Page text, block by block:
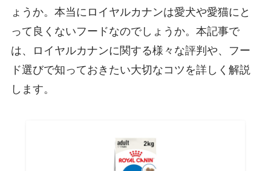
ょうか。本当にロイヤルカナンは愛犬や愛猫にと
って良くないフードなのでしょうか。本記事で
は、ロイヤルカナンに関する様々な評判や、フー
ド選びで知っておきたい大切なコツを詳しく解説
します。